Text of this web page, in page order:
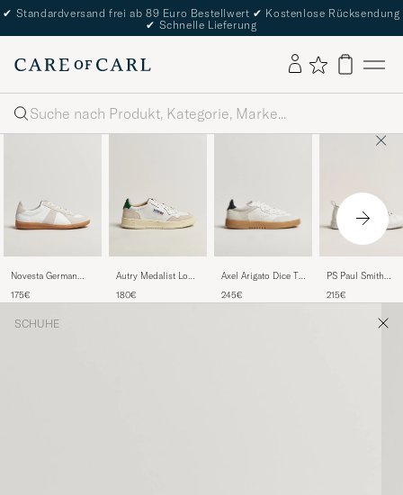
✔ Standardversand frei ab 89 Euro Bestellwert ✔ Kostenlose Rücksendung
✔ Schnelle Lieferung
Suche
Novesta German
175€
Autry Medalist Low
Sneaker
180€
Axel Arigato Dice T-
White/Gum
245€
PS Paul Smith
White
215€
SCHUHE